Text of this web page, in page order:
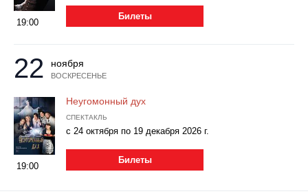
Металл
19:00
Билеты
22 ВОСКРЕСЕНЬЕ
ноября
19:00
Неугомонный дух
СПЕКТАКЛЬ
с 24 октября по 19 декабря 2026 г.
Билеты